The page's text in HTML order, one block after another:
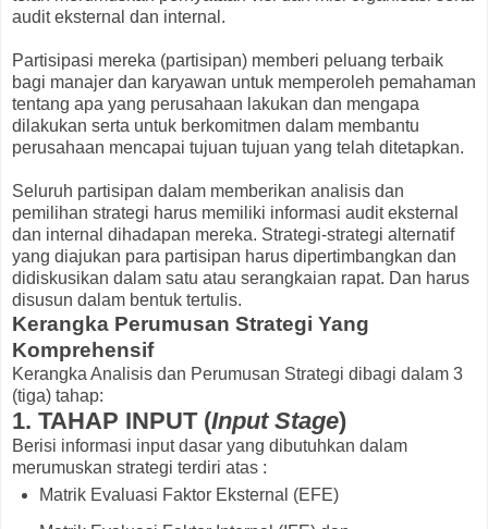
audit eksternal dan internal.
Partisipasi mereka (partisipan) memberi peluang terbaik
bagi manajer dan karyawan untuk memperoleh pemahaman
tentang apa yang perusahaan lakukan dan mengapa
dilakukan serta untuk berkomitmen dalam membantu
perusahaan mencapai tujuan tujuan yang telah ditetapkan.
Seluruh partisipan dalam memberikan analisis dan
pemilihan strategi harus memiliki informasi audit eksternal
dan internal dihadapan mereka. Strategi-strategi alternatif
yang diajukan para partisipan harus dipertimbangkan dan
didiskusikan dalam satu atau serangkaian rapat. Dan harus
disusun dalam bentuk tertulis.
Kerangka Perumusan Strategi Yang
Komprehensif
Kerangka Analisis dan Perumusan Strategi dibagi dalam 3
(tiga) tahap:
1. TAHAP INPUT (Input Stage)
Berisi informasi input dasar yang dibutuhkan dalam
merumuskan strategi terdiri atas :
Matrik Evaluasi Faktor Eksternal (EFE)